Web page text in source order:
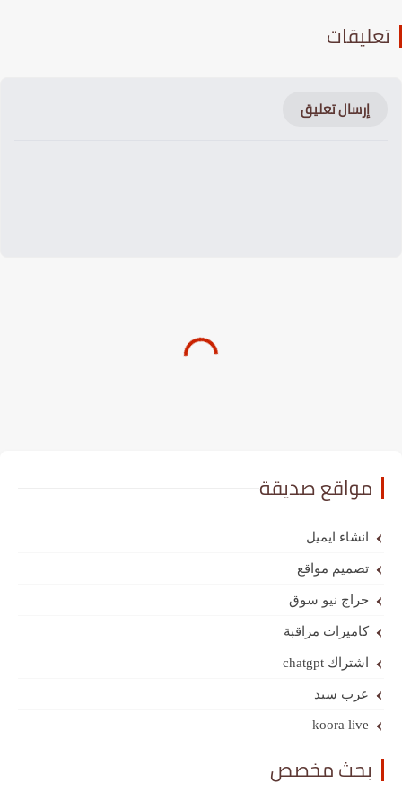
إرسال تعليق
مواقع صديقة
انشاء ايميل
تصميم مواقع
حراج نيو سوق
كاميرات مراقبة
اشتراك chatgpt
عرب سيد
koora live
بحث مخصص